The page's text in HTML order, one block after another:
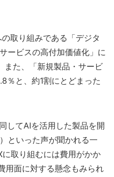
取り組みである「デジタ
ービスの高付加価値化」に
また、「新規製品・サービ
％と、約1割にとどまった
してAIを活用した製品を開
といった声が聞かれる一
取り組むには費用がかか
用面に対する懸念もみられ